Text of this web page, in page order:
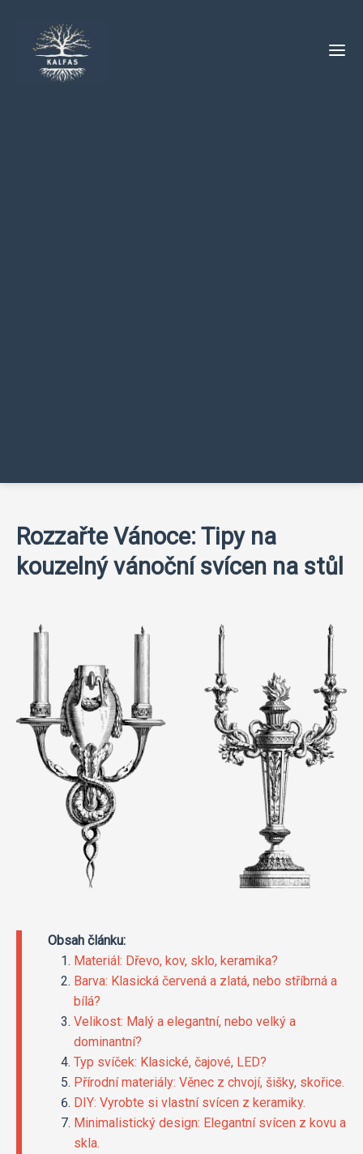
Rozzařte Vánoce: Tipy na
kouzelný vánoční svícen na stůl
Obsah článku:
Materiál: Dřevo, kov, sklo, keramika?
Barva: Klasická červená a zlatá, nebo stříbrná a
bílá?
Velikost: Malý a elegantní, nebo velký a
dominantní?
Typ svíček: Klasické, čajové, LED?
Přírodní materiály: Věnec z chvojí, šišky, skořice.
DIY: Vyrobte si vlastní svícen z keramiky.
Minimalistický design: Elegantní svícen z kovu a
skla.